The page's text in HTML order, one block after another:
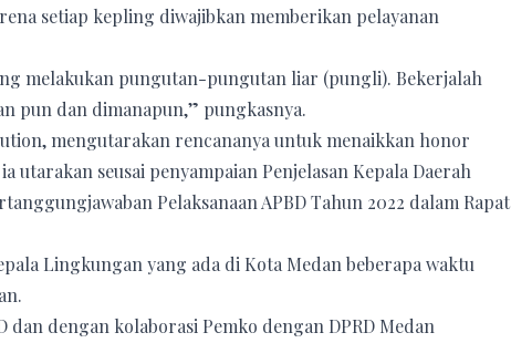
setiap kepling diwajibkan memberikan pelayanan
melakukan pungutan-pungutan liar (pungli). Bekerjalah
pun dan dimanapun,” pungkasnya.
mengutarakan rencananya untuk menaikkan honor
seusai penyampaian Penjelasan Kepala Daerah
Pelaksanaan APBD Tahun 2022 dalam Rapat
Lingkungan yang ada di Kota Medan beberapa waktu
dan dengan kolaborasi Pemko dengan DPRD Medan